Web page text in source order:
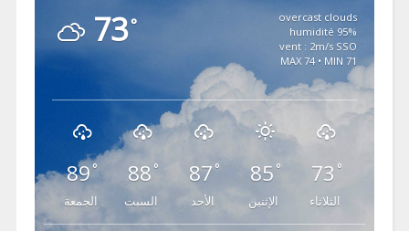
73°
overcast clouds
95% humidité
vent : 2m/s SSO
MAX 74 • MIN 71
89°
الجمعة
88 °
السبت
87°
الأحد
85 °
الإثنين
73 °
الثلاثاء